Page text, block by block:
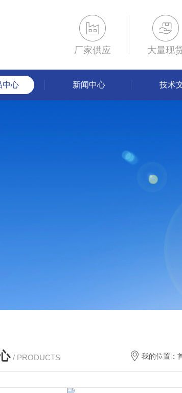
厂家供应 大量现
中心 新闻中心 技术
/ PRODUCTS 我的位置：